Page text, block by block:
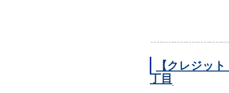
【クレジッ
丁目